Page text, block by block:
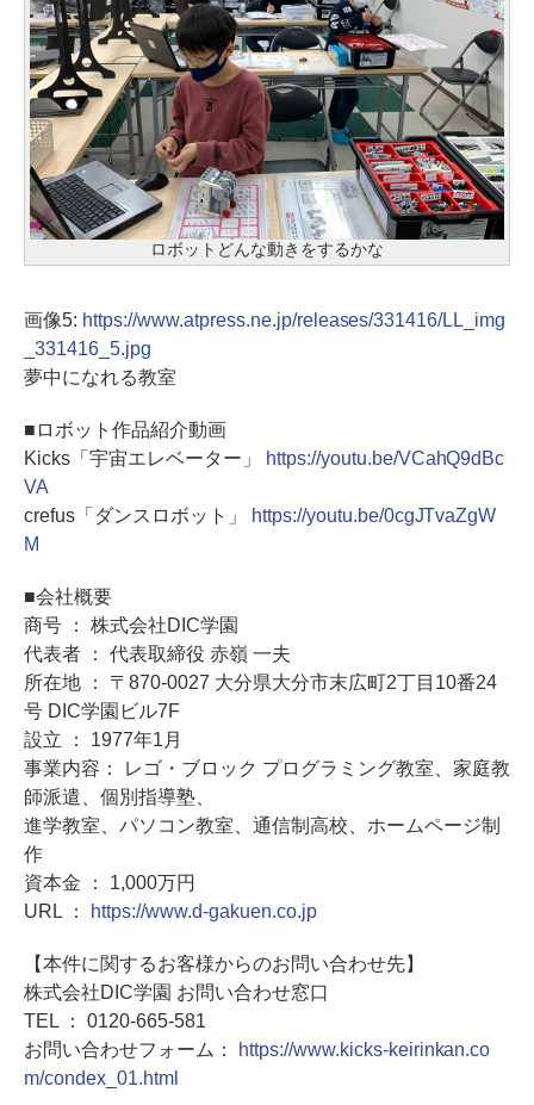
ロボットどんな動きをするかな
画像5: https://www.atpress.ne.jp/releases/331416/LL_img
_331416_5.jpg
夢中になれる教室
■ロボット作品紹介動画
Kicks「宇宙エレベーター」
https://youtu.be/VCahQ9dBc
VA
crefus「ダンスロボット」
https://youtu.be/0cgJTvaZgW
M
■会社概要
商号 ： 株式会社DIC学園
代表者 ： 代表取締役 赤嶺 一夫
所在地 ： 〒870-0027 大分県大分市末広町2丁目10番24
号 DIC学園ビル7F
設立 ： 1977年1月
事業内容： レゴ・ブロック プログラミング教室、家庭教
師派遣、個別指導塾、
進学教室、パソコン教室、通信制高校、ホームページ制
作
資本金 ： 1,000万円
URL ：
https://www.d-gakuen.co.jp
【本件に関するお客様からのお問い合わせ先】
株式会社DIC学園 お問い合わせ窓口
TEL ： 0120-665-581
お問い合わせフォーム：
https://www.kicks-keirinkan.co
m/condex_01.html